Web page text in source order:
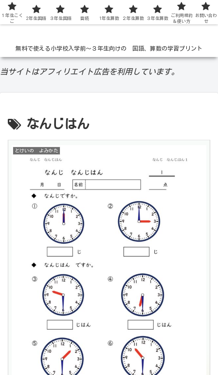
低学年の無料学習ドリル
無料で使える小学校入学前〜３年生向けの 国語、算数の学習プリント
当サイトはアフィリエイト広告を利用しています。
なんじはん
とけいの よみかた
１年生こく
ご
2年生国語 ３年生国語 音読 1年生算数 ２年生算数 ３年生算数
ご利用規約
＆使い方
お問い合わ
せ